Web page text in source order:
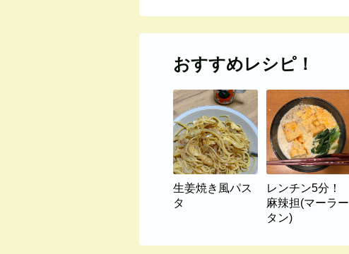
おすすめレシピ！
生姜焼き風パス
タ
レンチン5分！
麻辣担(マーラー
タン)